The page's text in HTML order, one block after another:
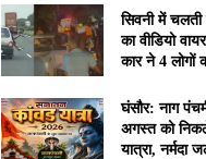
सिवनी में चलती
का वीडियो
कार ने 4 लोगों
घंसौर: नाग
अगस्त को
यात्रा, नर्मदा